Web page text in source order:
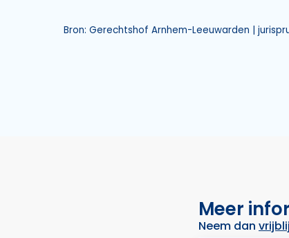
Bron: Gerechtshof Arnhem-Leeuwarden |
Meer
Neem dan